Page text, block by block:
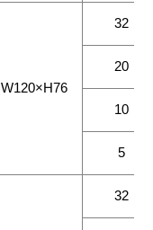
W120×H76
32
20
10
5
32